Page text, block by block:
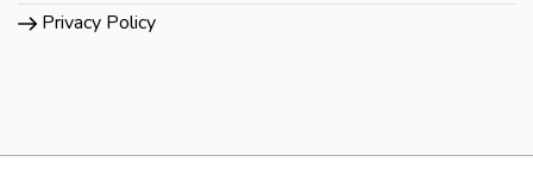
Privacy Policy